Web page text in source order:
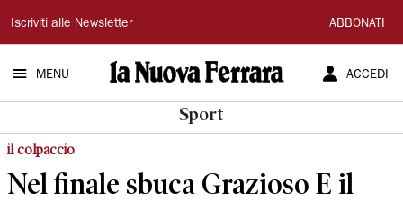
La
Nuova
Ferrara
Iscriviti alle Newsletter ABBONATI
MENU ACCEDI
Sport
il colpaccio
Nel finale sbuca Grazioso E il